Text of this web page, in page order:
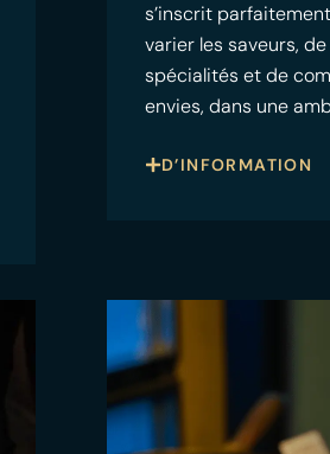
s’inscrit
varier les saveurs,
spécialités et de
envies, dans une
D’INFORMATION